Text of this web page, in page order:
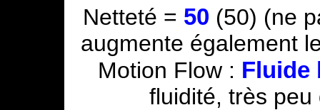
Netteté = 50 (50) (ne
augmente également
Motion Flow : Fluide
fluidité, très